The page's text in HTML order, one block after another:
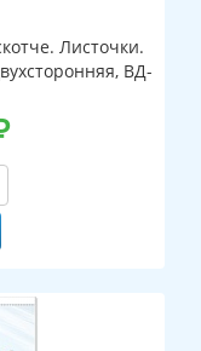
Листочки.
ВД-